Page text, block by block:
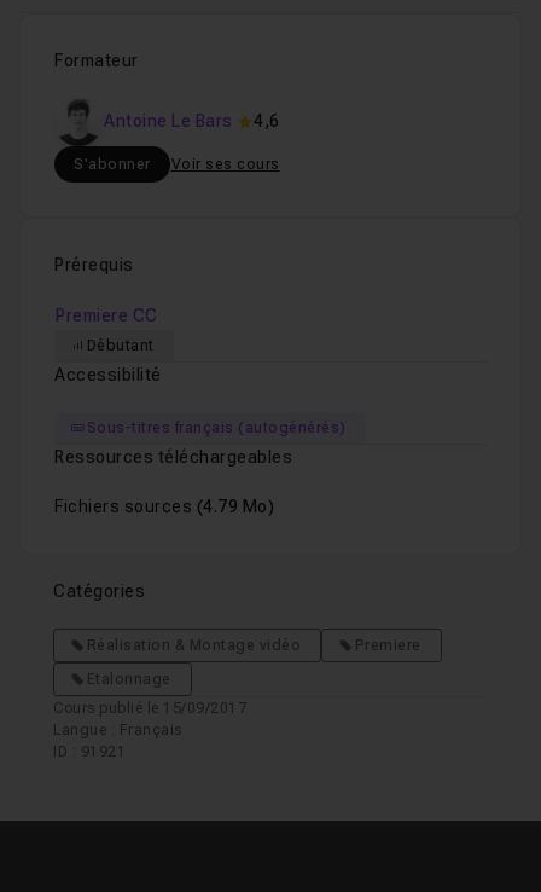
Formateur
Antoine Le Bars 4,6
S'abonner Voir ses cours
Prérequis
Premiere CC
Débutant
Accessibilité
Sous-titres français (autogénérés)
Ressources téléchargeables
Fichiers sources (4.79 Mo)
Catégories
Réalisation & Montage vidéo
Premiere
Etalonnage
Cours publié le 15/09/2017
Langue : Français
ID : 91921